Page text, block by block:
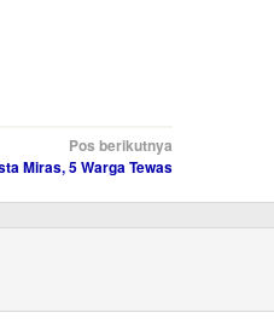
Pos berikutnya
Miras, 5 Warga Tewas